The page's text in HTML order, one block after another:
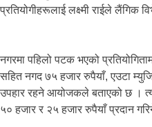
प्रतियोगीहरूलाई लक्ष्मी राईले लैंगिक
नगरमा पहिलो पटक भएको
सहित नगद ७५ हजार रुपैयाँ, एउटा
उपहार रहने आयोजकले बताएको छ ।
५० हजार र २५ हजार रुपैयाँ प्रदान